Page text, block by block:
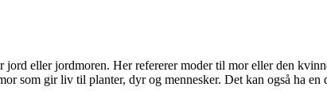
eller jordmoren. Her refererer moder til mor eller den
som gir liv til planter, dyr og mennesker. Det kan også ha